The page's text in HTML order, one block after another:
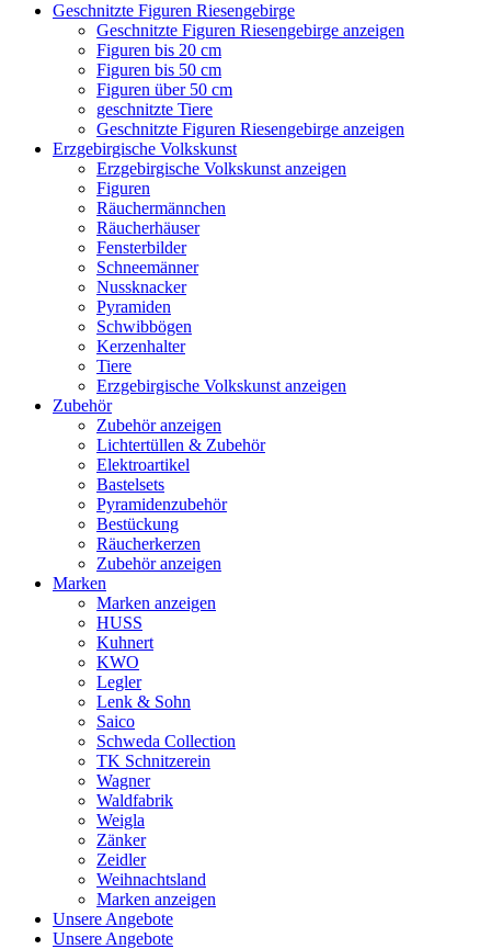
Geschnitzte Figuren Riesengebirge
Geschnitzte Figuren Riesengebirge anzeigen
Figuren bis 20 cm
Figuren bis 50 cm
Figuren über 50 cm
geschnitzte Tiere
Geschnitzte Figuren Riesengebirge anzeigen
Erzgebirgische Volkskunst
Erzgebirgische Volkskunst anzeigen
Figuren
Räuchermännchen
Räucherhäuser
Fensterbilder
Schneemänner
Nussknacker
Pyramiden
Schwibbögen
Kerzenhalter
Tiere
Erzgebirgische Volkskunst anzeigen
Zubehör
Zubehör anzeigen
Lichtertüllen & Zubehör
Elektroartikel
Bastelsets
Pyramidenzubehör
Bestückung
Räucherkerzen
Zubehör anzeigen
Marken
Marken anzeigen
HUSS
Kuhnert
KWO
Legler
Lenk & Sohn
Saico
Schweda Collection
TK Schnitzerein
Wagner
Waldfabrik
Weigla
Zänker
Zeidler
Weihnachtsland
Marken anzeigen
Unsere Angebote
Unsere Angebote